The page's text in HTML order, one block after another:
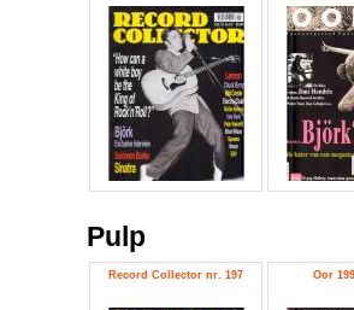
Pulp
Record Collector nr. 197 Oor